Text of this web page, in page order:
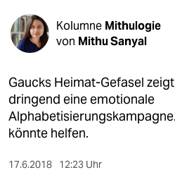
öko
gesellschaft
kultur
sport
berlin
nord
Kolumne Mithulogie
von Mithu Sanyal
Gaucks Heimat-Gefasel
dringend eine emotionale
könnte helfen.
17.6.2018 12:23 Uhr